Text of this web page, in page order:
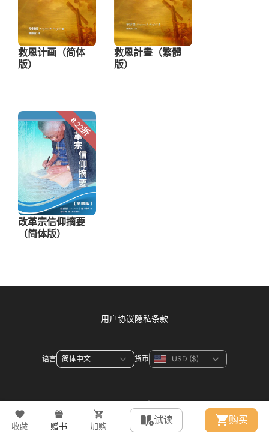
收藏 赠书 加购
试读 购买
用户协议隐私条款
语言 货币
© 2026 WeDevote Bible All right reserved